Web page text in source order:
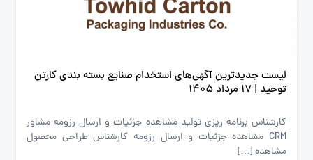
لیست جدیدترین آگهی‌های استخدام صنایع بسته بندی کارتن
توحید | ۱۷ مرداد ۱۴۰۵
کارشناس برنامه ریزی تولید مشاهده جزئیات و ارسال رزومه مشاور
CRM مشاهده جزئیات و ارسال رزومه کارشناس طراحی محصول
مشاهده […]